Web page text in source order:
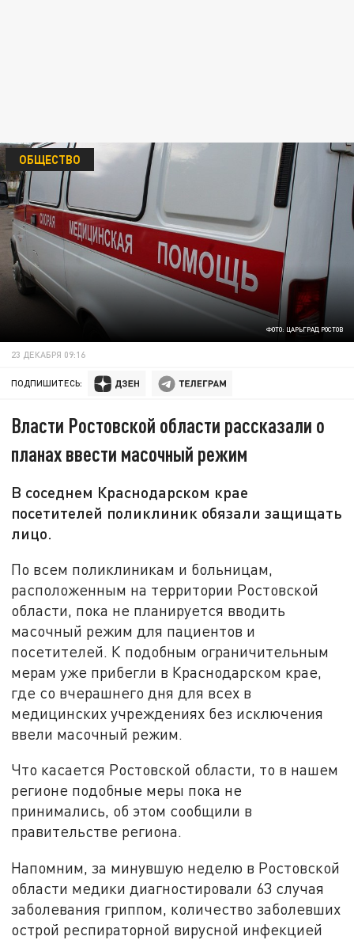
ФОТО: ЦАРЬГРАД РОСТОВ
ОБЩЕСТВО
23 ДЕКАБРЯ 09:16
ПОДПИШИТЕСЬ:
Власти Ростовской области рассказали о
планах ввести масочный режим
В соседнем Краснодарском крае
посетителей поликлиник обязали защищать
лицо.
По всем поликлиникам и больницам,
расположенным на территории Ростовской
области, пока не планируется вводить
масочный режим для пациентов и
посетителей. К подобным ограничительным
мерам уже прибегли в Краснодарском крае,
где со вчерашнего дня для всех в
медицинских учреждениях без исключения
ввели масочный режим.
Что касается Ростовской области, то в нашем
регионе подобные меры пока не
принимались, об этом сообщили в
правительстве региона.
Напомним, за минувшую неделю в Ростовской
области медики диагностировали 63 случая
заболевания гриппом, количество заболевших
острой респираторной вирусной инфекцией